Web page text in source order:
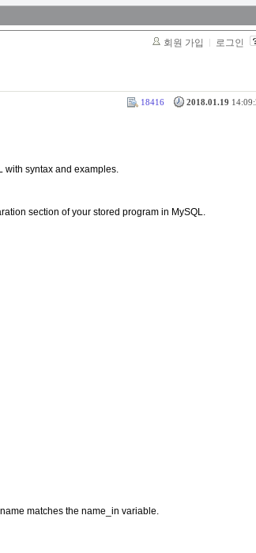
회원 가입 로그인
2018.01.19
18416
with syntax and examples.
section of your stored program in MySQL.
matches the name_in variable.